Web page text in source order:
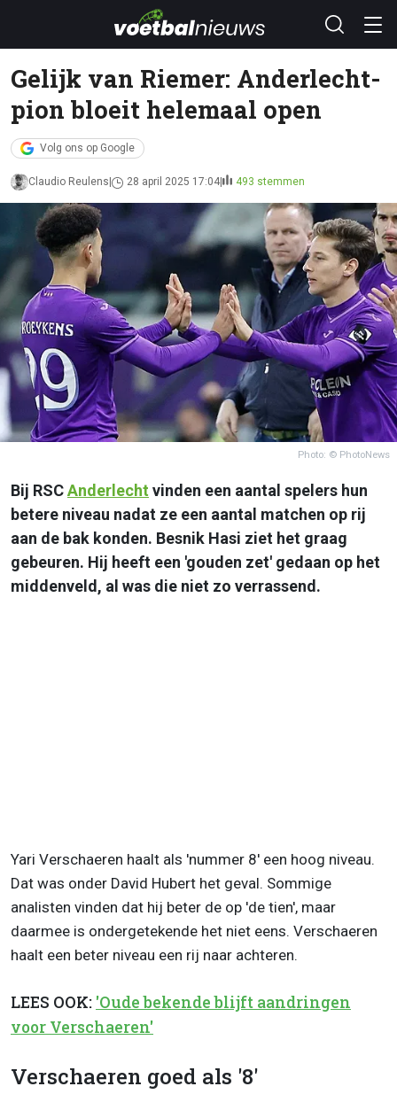
Gelijk van Riemer: Anderlecht-
pion bloeit helemaal open
Volg ons op Google
Claudio Reulens 28 april 2025 17:04 493 stemmen
Photo: © PhotoNews
Bij RSCAnderlecht vinden een aantal spelers hun
betere niveau nadat ze een aantal matchen op rij
aan de bak konden. Besnik Hasi ziet het graag
gebeuren. Hij heeft een 'gouden zet' gedaan op het
middenveld, al was die niet zo verrassend.
Yari Verschaeren haalt als 'nummer 8' een hoog niveau.
Dat was onder David Hubert het geval. Sommige
analisten vinden dat hij beter de op 'de tien', maar
daarmee is ondergetekende het niet eens. Verschaeren
haalt een beter niveau een rij naar achteren.
LEES OOK: 'Oude bekende blijft aandringen
voor Verschaeren'
Verschaeren goed als '8'